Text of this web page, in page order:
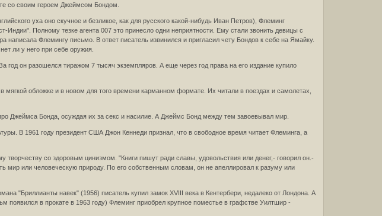
со своим героем Джеймсом Бондом.
уха оно скучное и безликое, как для русского какой-нибудь Иван Петров), Флеминг
Индии". Полному тезке агента 007 это принесло одни неприятности. Ему стали звонить девицы с
Флемингу письмо. В ответ писатель извинился и пригласил чету Бондов к себе на Ямайку.
ли у него при ceбе оружия.
он разошелся тиражом 7 тысяч экземпляров. А еще через год права на его издание купило
обложке и в новом для того времени карманном формате. Их читали в поездах и самолетах,
Джеймса Бонда, осуждая их за секс и насилие. А Джеймс Бонд между тем завоевывал мир.
В 1961 году президент США Джон Кеннеди признал, что в свободное время читает Флеминга, а
творчеству со здоровым цинизмом. "Книги пишут ради славы, удовольствия или денег,- говорил он.-
мир или человеческую природу. По его собственным словам, он не апеллировал к разуму или
"Бриллианты навек" (1956) писатель купил замок XVIII века в Кентербери, недалеко от Лондона. А
в прокате в 1963 году) Флеминг приобрел крупное поместье в графстве Уилтшир -